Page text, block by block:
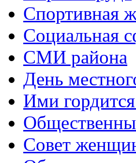
Спортивная
Социальная
СМИ района
День
Ими
Совет